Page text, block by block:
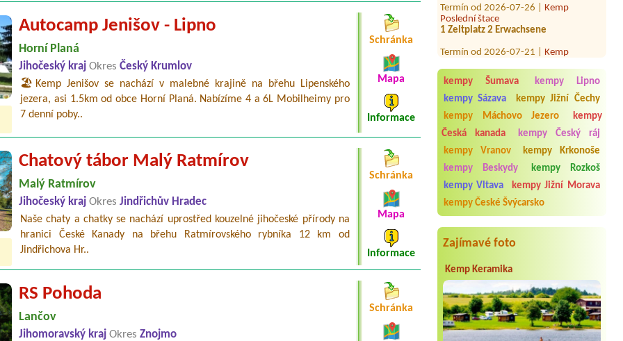
1 Zeltplatz 2 Erwachsene
Termín od 2026-07-21 |Kemp
2 místa pro stany + 4 osobyEl. přípojka
Termín od 2026-07-24 |Morava camp
chatka pro 2 osoby + pes
Termín od 2026-08-03 |Autocamp
Zadní Třebaň - Ostrov
2L chatka
Termín od 2026-08-04 |Autocamp
Hoch Bezdrev
1x Stellplatz für 2 Personen mit VW
Bus
kempy Šumava
kempy Lipno
kempy Sázava
kempy Jižní Čechy
kempy Máchovo Jezero
kempy
Česká kanada
kempy Český ráj
kempy Vranov
kempy Krkonoše
kempy Beskydy
kempy Rozkoš
kempy Vltava
kempy Jižní Morava
kempy České Švýcarsko
Zajímavé foto
Kemp Keramika
Autocamp Jenišov - Lipno
Horní Planá
Jihočeský krajOkres Český Krumlov
🏖️Kemp Jenišov se nachází v malebné krajině na břehu Lipenského
jezera, asi 1.5km od obce Horní Planá. Nabízíme 4 a 6L Mobilheimy pro
7 denní poby..
Schránka
Mapa
Informace
Chatový tábor Malý Ratmírov
Malý Ratmírov
Jihočeský krajOkres Jindřichův Hradec
Naše chaty a chatky se nachází uprostřed kouzelné jihočeské přírody na
hranici České Kanady na břehu Ratmírovského rybníka 12 km od
Jindřichova Hr..
Schránka
Mapa
Informace
RS Pohoda
Lančov
Jihomoravský krajOkres Znojmo
Schránka